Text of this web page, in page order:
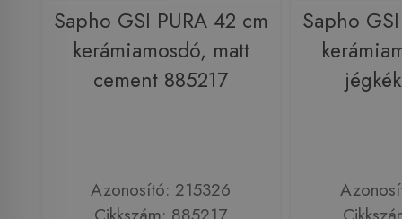
Sapho GSI PURA 42 cm
kerámiamosdó, matt
cement 885217
Azonosító: 215326
Sapho